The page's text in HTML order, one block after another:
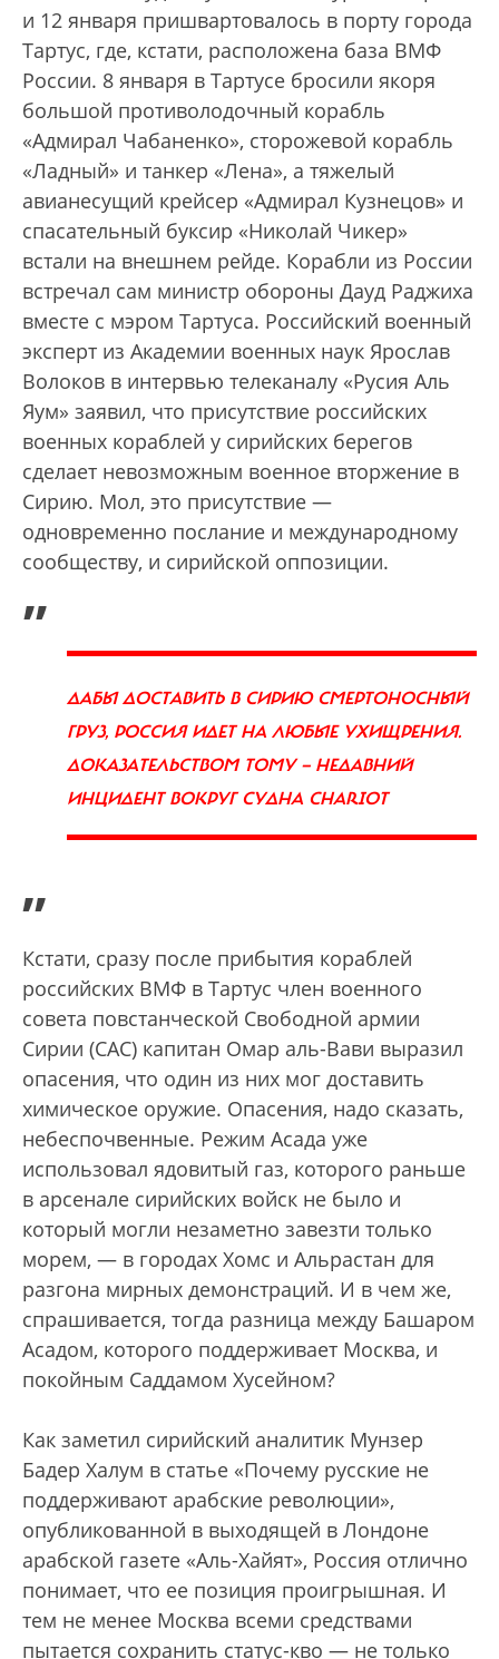
и 12 января пришвартовалось в порту города
Тартус, где, кстати, расположена база ВМФ
России. 8 января в Тартусе бросили якоря
большой противолодочный корабль
«Адмирал Чабаненко», сторожевой корабль
«Ладный» и танкер «Лена», а тяжелый
авианесущий крейсер «Адмирал Кузнецов» и
спасательный буксир «Николай Чикер»
встали на внешнем рейде. Корабли из России
встречал сам министр обороны Дауд Раджиха
вместе с мэром Тартуса. Российский военный
эксперт из Академии военных наук Ярослав
Волоков в интервью телеканалу «Русия Аль
Яум» заявил, что присутствие российских
военных кораблей у сирийских берегов
сделает невозможным военное вторжение в
Сирию. Мол, это присутствие —
одновременно послание и международному
сообществу, и сирийской оппозиции.
„
ДАБЫ ДОСТАВИТЬ В СИРИЮ СМЕРТОНОСНЫЙ
ГРУЗ, РОССИЯ ИДЕТ НА ЛЮБЫЕ УХИЩРЕНИЯ.
ДОКАЗАТЕЛЬСТВОМ ТОМУ — НЕДАВНИЙ
ИНЦИДЕНТ ВОКРУГ СУДНА CHARIOT
”
Кстати, сразу после прибытия кораблей
российских ВМФ в Тартус член военного
совета повстанческой Свободной армии
Сирии (САС) капитан Омар аль-Вави выразил
опасения, что один из них мог доставить
химическое оружие. Опасения, надо сказать,
небеспочвенные. Режим Асада уже
использовал ядовитый газ, которого раньше
в арсенале сирийских войск не было и
который могли незаметно завезти только
морем, — в городах Хомс и Альрастан для
разгона мирных демонстраций. И в чем же,
спрашивается, тогда разница между Башаром
Асадом, которого поддерживает Москва, и
покойным Саддамом Хусейном?
Как заметил сирийский аналитик Мунзер
Бадер Халум в статье «Почему русские не
поддерживают арабские революции»,
опубликованной в выходящей в Лондоне
арабской газете «Аль-Хайят», Россия отлично
понимает, что ее позиция проигрышная. И
тем не менее Москва всеми средствами
пытается сохранить статус-кво — не только